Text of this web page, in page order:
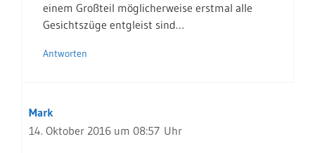
einem Großteil möglicherweise erstmal alle
Gesichtszüge entgleist sind…
Antworten
Mark
14. Oktober 2016 um 08:57 Uhr